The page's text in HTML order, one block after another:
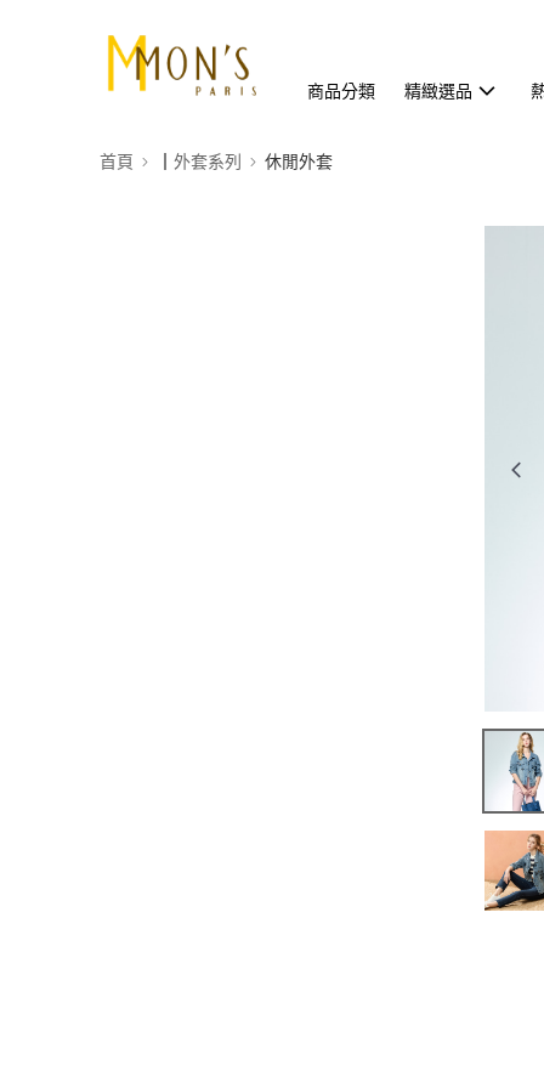
商品分類 精緻選品
首頁 ┃外套系列 休閒外套